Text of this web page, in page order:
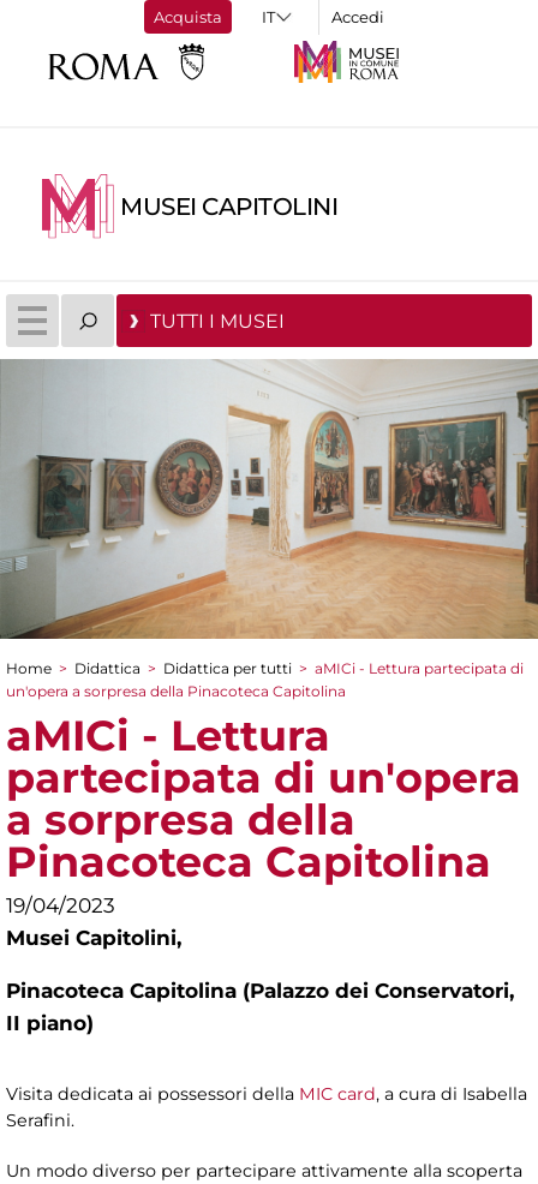
Acquista Accedi
MUSEI CAPITOLINI
TUTTI I MUSEI
Tu sei qui
Home > Didattica > Didattica per tutti > aMICi - Lettura partecipata di
un'opera a sorpresa della Pinacoteca Capitolina
aMICi - Lettura
partecipata di un'opera
a sorpresa della
Pinacoteca Capitolina
19/04/2023
Musei Capitolini,
Pinacoteca Capitolina (Palazzo dei Conservatori,
II piano)
Visita dedicata ai possessori della MIC card, a cura di Isabella
Serafini.
Un modo diverso per partecipare attivamente alla scoperta